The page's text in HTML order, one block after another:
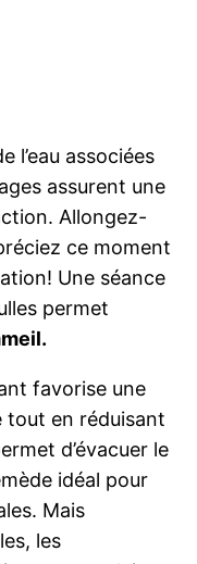
l’eau associées
assurent une
Allongez-
ce moment
Une séance
permet
favorise une
tout en réduisant
d’évacuer le
idéal pour
Mais
les